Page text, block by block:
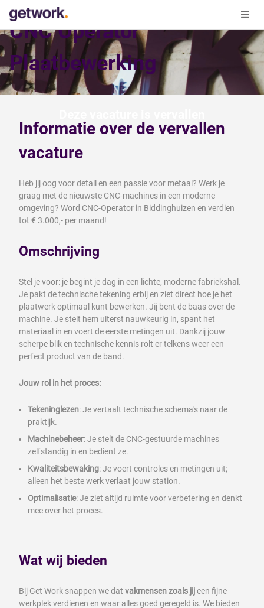
CNC Operator
Plaatbewerking
Informatie over de vervallen
vacature
Heb jij oog voor detail en een passie voor metaal? Werk je
graag met de nieuwste CNC-machines in een moderne
omgeving? Word CNC-Operator in Biddinghuizen en verdien
tot € 3.000,- per maand!
Omschrijving
Stel je voor: je begint je dag in een lichte, moderne fabriekshal.
Je pakt de technische tekening erbij en ziet direct hoe je het
plaatwerk optimaal kunt bewerken. Jij bent de baas over de
machine. Je stelt hem uiterst nauwkeurig in, spant het
materiaal in en voert de eerste metingen uit. Dankzij jouw
scherpe blik en technische kennis rolt er telkens weer een
perfect product van de band.
Jouw rol in het proces:
Tekeninglezen: Je vertaalt technische schema's naar de
praktijk.
Machinebeheer: Je stelt de CNC-gestuurde machines
zelfstandig in en bedient ze.
Kwaliteitsbewaking: Je voert controles en metingen uit;
alleen het beste werk verlaat jouw station.
Optimalisatie: Je ziet altijd ruimte voor verbetering en denkt
mee over het proces.
Wat wij bieden
Bij Get Work snappen we dat vakmensen zoals jijeen fijne
werkplek verdienen en waar alles goed geregeld is. We bieden